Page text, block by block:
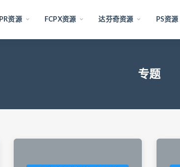
PR资源 FCPX资源 达芬奇资源 PS资源
专题